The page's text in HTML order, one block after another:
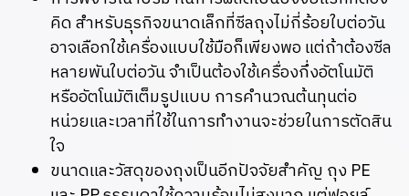
คิด สำหรับธุรกิจขนาดเล็กที่ซีลถุงไม่กี่ร้อยใบต่อวัน
อาจเลือกใช้เครื่องแบบใช้มือก็เพียงพอ แต่ถ้าต้องซีล
หลายพันใบต่อวัน จำเป็นต้องใช้เครื่องกึ่งอัตโนมัติ
หรืออัตโนมัติเต็มรูปแบบ การคำนวณต้นทุนต่อ
หน่วยและเวลาที่ใช้ในการทำงานจะช่วยในการตัดสิน
ใจ
ขนาดและวัสดุของถุงเป็นอีกปัจจัยสำคัญ ถุง PE